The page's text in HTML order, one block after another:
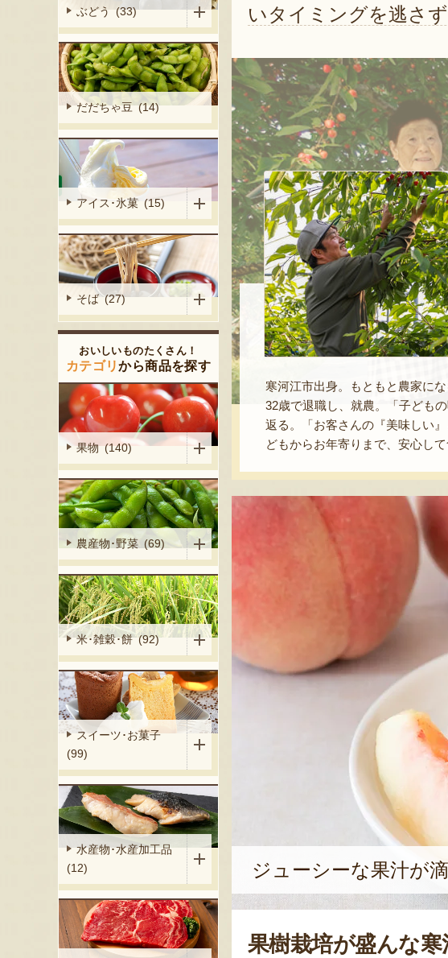
いタイミングを逃さ
寒河江市出身。もともと農家に
32歳で退職し、就農。「子ども
返る。「お客さんの『美味しい
どもからお年寄りまで、安心し
ジューシーな果汁が
果樹栽培が盛んな寒
ぶどう (33)
だだちゃ豆 (14)
アイス･氷菓 (15)
そば (27)
おいしいものたくさん！
カテゴリから商品を探す
果物 (140)
農産物･野菜 (69)
米･雑穀･餅 (92)
スイーツ･お菓子
(99)
水産物･水産加工品
(12)